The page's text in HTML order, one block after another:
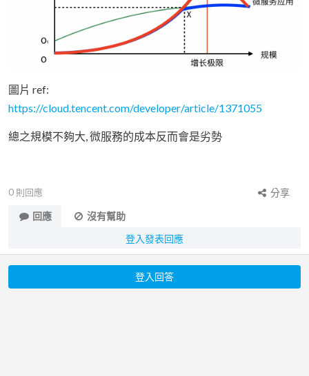
圖片 ref:
https://cloud.tencent.com/developer/article/1371055
總之規模不夠大, 微服務的成本反而會是劣勢
0 則回應
分享
回應
沒有幫助
登入發表回應
登入回答